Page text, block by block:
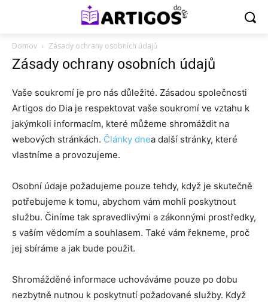
Domov Zásady ochrany osobních údajů
Zásady ochrany osobních údajů
Vaše soukromí je pro nás důležité. Zásadou společnosti
Artigos do Dia je respektovat vaše soukromí ve vztahu k
jakýmkoli informacím, které můžeme shromáždit na
webových stránkách. Články dnea další stránky, které
vlastníme a provozujeme.
Osobní údaje požadujeme pouze tehdy, když je skutečně
potřebujeme k tomu, abychom vám mohli poskytnout
službu. Činíme tak spravedlivými a zákonnými prostředky,
s vaším vědomím a souhlasem. Také vám řekneme, proč
jej sbíráme a jak bude použit.
Shromážděné informace uchováváme pouze po dobu
nezbytně nutnou k poskytnutí požadované služby. Když